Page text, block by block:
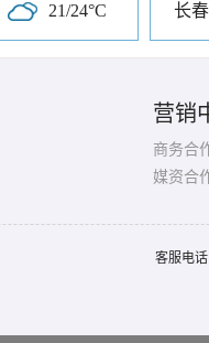
21/24°C 长
营销
商务合
媒资合
客服电